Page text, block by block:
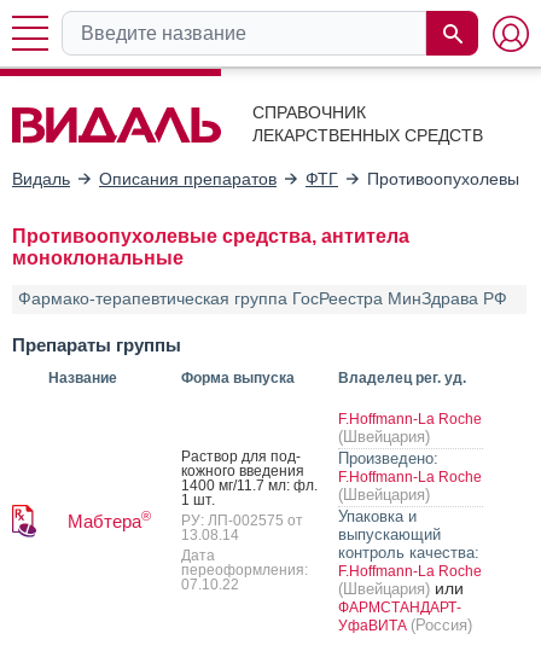
СПРАВОЧНИК
ЛЕКАРСТВЕННЫХ СРЕДСТВ
Видаль Описания препаратов ФТГ Противоопухолевые
Противоопухолевые средства, антитела
моноклональные
Фармако-терапевтическая группа ГосРеестра МинЗдрава РФ
Препараты группы
Название Форма выпуска Владелец рег. уд.
Мабтера®
Рас­твор для под­
кожно­го вве­дения
1400 мг/11.7 мл: фл.
1 шт.
РУ: ЛП-002575 от
13.08.14
Дата
переоформления:
07.10.22
F.Hoffmann-La Roche
(Швейцария)
Произведено:
F.Hoffmann-La Roche
(Швейцария)
Упаковка и
выпускающий
контроль качества:
F.Hoffmann-La Roche
(Швейцария) или
ФАРМСТАНДАРТ-
УфаВИТА (Россия)